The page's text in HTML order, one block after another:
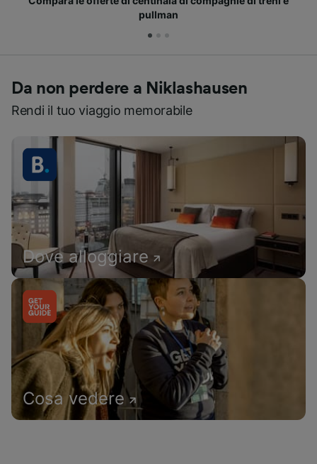
pullman
Da non perdere a Niklashausen
Rendi il tuo viaggio memorabile
Dove alloggiare
Cosa vedere